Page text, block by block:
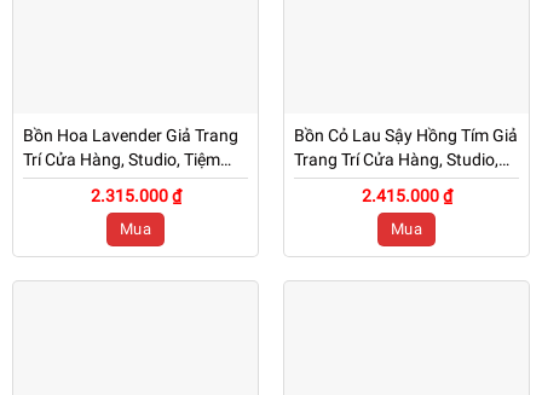
Bồn Hoa Lavender Giả Trang
Trí Cửa Hàng, Studio, Tiệm
Quán, Văn Phòng, Nhà Cửa –
Cao 75cm – Mã: PN-CG0213
2.315.000 ₫
Mua
Bồn Cỏ Lau Sậy Hồng Tím Giả
Trang Trí Cửa Hàng, Studio,
Tiệm Quán, Văn Phòng, Nhà
Cửa – Cao 1m1 – Mã: PN-
2.415.000 ₫
Mua